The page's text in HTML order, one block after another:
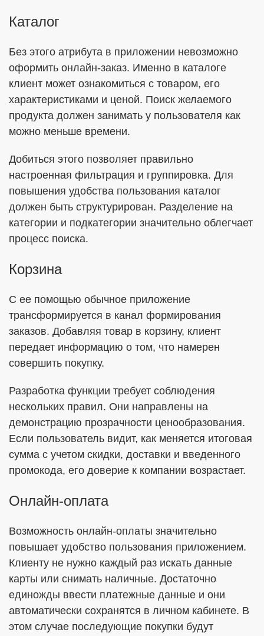
Каталог
Без этого атрибута в приложении невозможно
оформить онлайн-заказ. Именно в каталоге
клиент может ознакомиться с товаром, его
характеристиками и ценой. Поиск желаемого
продукта должен занимать у пользователя как
можно меньше времени.
Добиться этого позволяет правильно
настроенная фильтрация и группировка. Для
повышения удобства пользования каталог
должен быть структурирован. Разделение на
категории и подкатегории значительно облегчает
процесс поиска.
Корзина
С ее помощью обычное приложение
трансформируется в канал формирования
заказов. Добавляя товар в корзину, клиент
передает информацию о том, что намерен
совершить покупку.
Разработка функции требует соблюдения
нескольких правил. Они направлены на
демонстрацию прозрачности ценообразования.
Если пользователь видит, как меняется итоговая
сумма с учетом скидки, доставки и введенного
промокода, его доверие к компании возрастает.
Онлайн-оплата
Возможность онлайн-оплаты значительно
повышает удобство пользования приложением.
Клиенту не нужно каждый раз искать данные
карты или снимать наличные. Достаточно
единожды ввести платежные данные и они
автоматически сохранятся в личном кабинете. В
этом случае последующие покупки будут